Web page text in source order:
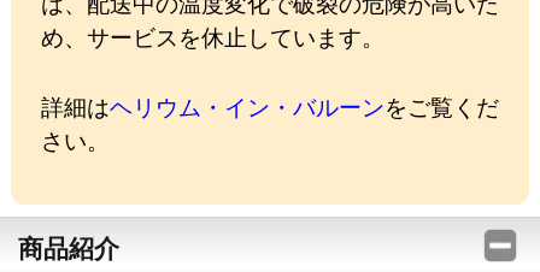
め、サービスを休止しています。
詳細はヘリウム・イン・バルーンをご覧くだ
さい。
商品紹介